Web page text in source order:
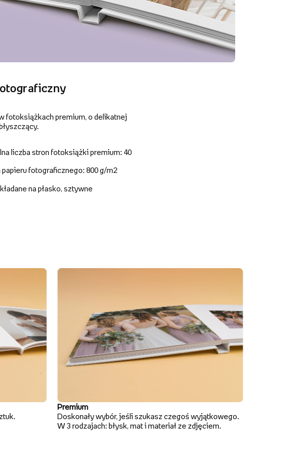
fotoksiążkach premium, o delikatnej
liczba stron fotoksiążki premium: 40
papieru fotograficznego: 800 g/m2
na płasko, sztywne
Premium
Doskonały wybór, jeśli szukasz czegoś wyjątkowego.
W 3 rodzajach: błysk, mat i materiał ze zdjęciem.